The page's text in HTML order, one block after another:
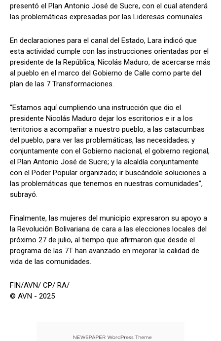
presentó el Plan Antonio José de Sucre, con el cual atenderá
las problemáticas expresadas por las Lideresas comunales.
En declaraciones para el canal del Estado, Lara indicó que
esta actividad cumple con las instrucciones orientadas por el
presidente de la República, Nicolás Maduro, de acercarse más
al pueblo en el marco del Gobierno de Calle como parte del
plan de las 7 Transformaciones.
“Estamos aquí cumpliendo una instrucción que dio el
presidente Nicolás Maduro dejar los escritorios e ir a los
territorios a acompañar a nuestro pueblo, a las catacumbas
del pueblo, para ver las problemáticas, las necesidades; y
conjuntamente con el Gobierno nacional, el gobierno regional,
el Plan Antonio José de Sucre; y la alcaldía conjuntamente
con el Poder Popular organizado; ir buscándole soluciones a
las problemáticas que tenemos en nuestras comunidades”,
subrayó.
Finalmente, las mujeres del municipio expresaron su apoyo a
la Revolución Bolivariana de cara a las elecciones locales del
próximo 27 de julio, al tiempo que afirmaron que desde el
programa de las 7T han avanzado en mejorar la calidad de
vida de las comunidades.
FIN/AVN/ CP/ RA/
© AVN - 2025